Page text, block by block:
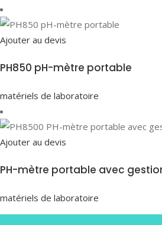
Ajouter au devis
PH850 pH-mètre portable
matériels de laboratoire
Ajouter au devis
PH-mètre portable avec
matériels de laboratoire